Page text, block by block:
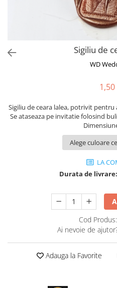
Sigiliu de
WD
1,50
Sigiliu de ceara lalea, potrivit
Se ataseaza pe invitatie folosind
LA
Durata de livrare:
Cod Produs:
Ai nevoie de
Adauga la Favorite